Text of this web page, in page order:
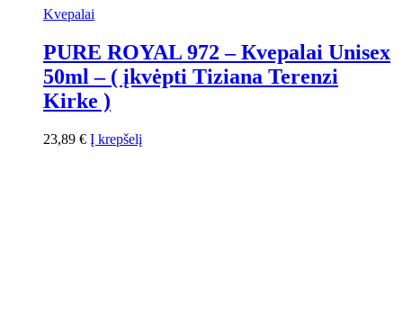
Kvepalai
PURE ROYAL 972 – Кvepalai Unisex
50ml – ( įkvėpti Tiziana Terenzi
Kirke )
23,89 € Į krepšelį